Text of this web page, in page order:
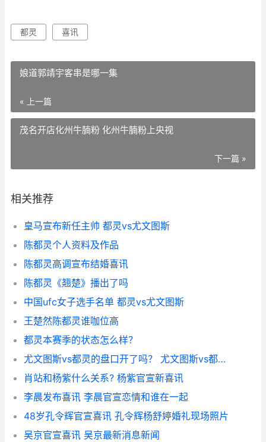
都灵 喜讯
娘道郭靖宇客串是哪一集
« 上一篇
茂名开店化州牛腩粉 化州牛腩粉上央视
下一篇 »
相关推荐
皇马宣布新任主帅 都灵vs尤文图斯
陈都灵个人资料及作品
陈都灵高调宣布结婚喜讯
陈都灵《翘楚》播出了吗
中国ufc女子选手名单 都灵vs尤文图斯
王楚然陈都灵谁咖位高
都灵本赛季的状态怎么样？
尤文图斯vs都灵的盘口开了吗？ 尤文图斯vs都灵几比几
肖站和杨紫什么关系? 杨紫官宣新喜讯
李晨发布喜讯 李晨官宣恋情和谁在一起
48岁孔令辉官宣喜讯 孔令辉杨舒婷婚礼现场照片
吴京官宣喜讯 吴京最新消息新闻